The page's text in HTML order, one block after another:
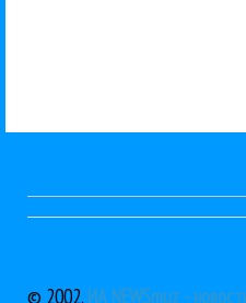
© 2002. ИА NEWSmuz -